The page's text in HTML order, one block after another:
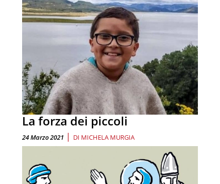
La forza dei piccoli
24 Marzo 2021 | DI MICHELA MURGIA